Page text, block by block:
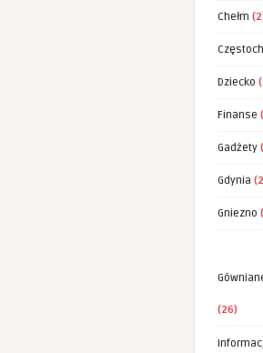
Chełm
Dziecko
Finanse
Gadżety
Gdynia
Gniezno
(26)